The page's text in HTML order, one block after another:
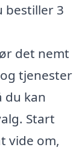
bestiller 3
det nemt
tjenester
du kan
Start
vide om,